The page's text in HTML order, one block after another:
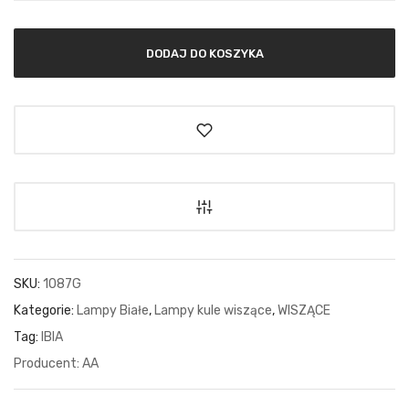
DODAJ DO KOSZYKA
SKU: 1087G
Kategorie: Lampy Białe, Lampy kule wiszące,WISZĄCE
Tag: IBIA
AA